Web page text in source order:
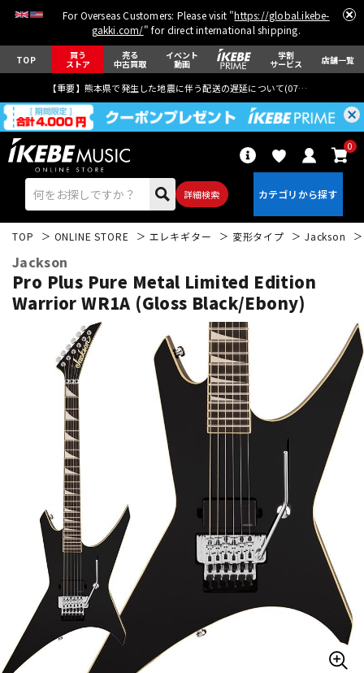
For Overseas Customers: Please visit "https://global.ikebe-
gakki.com/" for direct international shipping.
TOP 買う
ストア
売る
中古買取
イベント
動画
学割
サービス 店舗一覧
【重要】熊本県で発生した地震に伴う配送の遅延について(07月29日
詳細検索
0
エレキギター アコギ/エレアコ
ベース ウクレレ
ドラム パーカッション
キーボード 電子ピアノ
管楽器 その他楽器
アンプ
TOP ONLINE STORE エレキギター 変形タイプ Jackson
Jackson
Pro Plus Pure Metal Limited Edition
Warrior WR1A (Gloss Black/Ebony)